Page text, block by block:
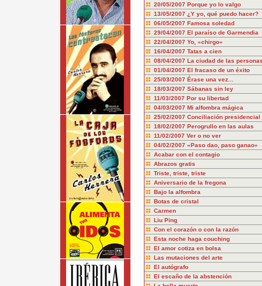
20/05/2007 Porque yo lo valgo
13/05/2007 ¿Y yo, qué puedo hacer?
06/05/2007 Famosa soledad
29/04/2007 El paraíso de Garmendia
22/04/2007 Yo, «chirgo»
16/04/2007 Tatas a cien
08/04/2007 La ciudad de las
01/04/2007 El fracaso de un éxito
25/03/2007 Érase una vez...
18/03/2007 Sábanas sin ley
11/03/2007 Por su libertad
04/03/2007 Mi alfombra mágica
25/02/2007 Conciliación presidencial
18/02/2007 Perogrullo en las aulas
11/02/2007 Ver o no ver
04/02/2007 «Paso dao, paso ganao»
Acabar con el contagio
Abrazos gratis
Triste, triste, triste
Aniversario de la fregona
Bajo la alfombra
Botas de cristal
Carmen
Liu Ping
Con el corazón o con la razón
Esta noche haga couching
El amor cotiza en bolsa
Las mutaciones del arte
El autógrafo
El escaño de la abstención